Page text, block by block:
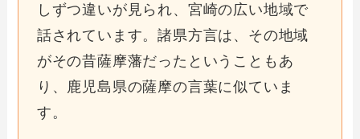
しずつ違いが見られ、宮崎の広い地域で
話されています。諸県方言は、その地域
がその昔薩摩藩だったということもあ
り、鹿児島県の薩摩の言葉に似ていま
す。